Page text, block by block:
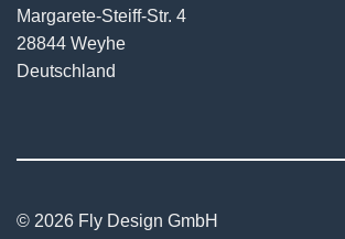
Margarete-Steiff-Str. 4
28844 Weyhe
Deutschland
© 2026 Fly Design GmbH